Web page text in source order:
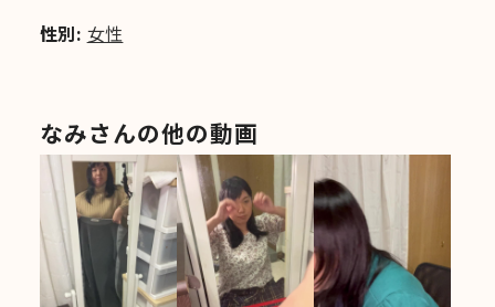
性別: 女性
なみさんの他の動画